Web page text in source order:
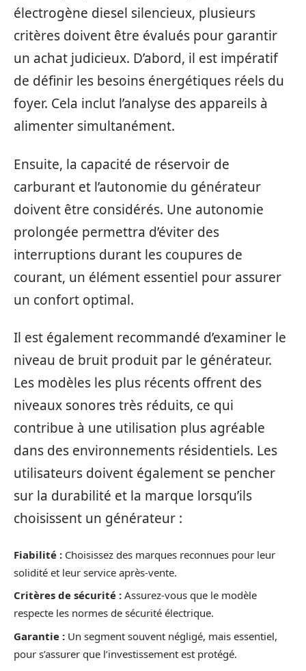
électrogène diesel silencieux, plusieurs
critères doivent être évalués pour garantir
un achat judicieux. D’abord, il est impératif
de définir les besoins énergétiques réels du
foyer. Cela inclut l’analyse des appareils à
alimenter simultanément.
Ensuite, la capacité de réservoir de
carburant et l’autonomie du générateur
doivent être considérés. Une autonomie
prolongée permettra d’éviter des
interruptions durant les coupures de
courant, un élément essentiel pour assurer
un confort optimal.
Il est également recommandé d’examiner le
niveau de bruit produit par le générateur.
Les modèles les plus récents offrent des
niveaux sonores très réduits, ce qui
contribue à une utilisation plus agréable
dans des environnements résidentiels. Les
utilisateurs doivent également se pencher
sur la durabilité et la marque lorsqu’ils
choisissent un générateur :
Fiabilité : Choisissez des marques reconnues pour leur
solidité et leur service après-vente.
Critères de sécurité : Assurez-vous que le modèle
respecte les normes de sécurité électrique.
Garantie : Un segment souvent négligé, mais essentiel,
pour s’assurer que l’investissement est protégé.